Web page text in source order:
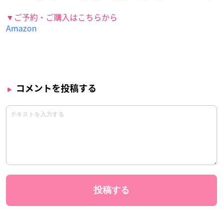
▼ご予約・ご購入はこちらから
Amazon
コメントを投稿する